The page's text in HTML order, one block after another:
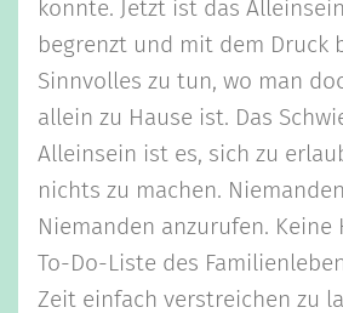
konnte. Jetzt ist das
begrenzt und mit dem Druck
Sinnvolles zu tun, wo man
allein zu Hause ist. Das
Alleinsein ist es, sich zu
nichts zu machen.
Niemanden anzurufen. Keine
To-Do-Liste des
Zeit einfach verstreichen zu